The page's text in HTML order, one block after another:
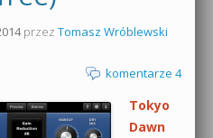
przez Tomasz Wróblewski
komentarze 4
Tokyo
Dawn